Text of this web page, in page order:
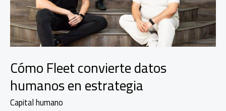
Cómo Fleet convierte datos
humanos en estrategia
Capital humano